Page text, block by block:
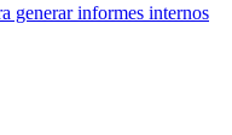
generar informes internos